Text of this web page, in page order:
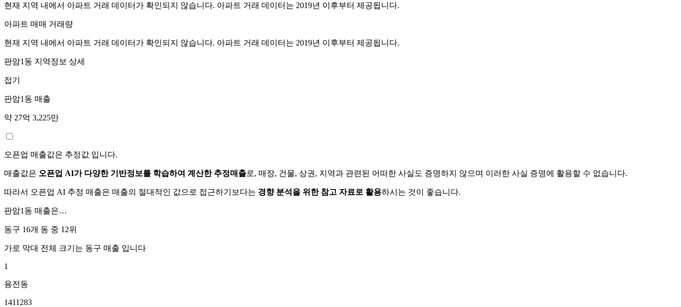
현재 지역 내에서 아파트 거래 데이터가 확인되지 않습니다. 아파트 거래 데이터는 2019년 이후부터 제공됩니다.
아파트 매매 거래량
현재 지역 내에서 아파트 거래 데이터가 확인되지 않습니다. 아파트 거래 데이터는 2019년 이후부터 제공됩니다.
판암1동 지역정보 상세
접기
판암1동 매출
약 27억 3,225만
오픈업 매출값은 추정값 입니다.
매출값은 오픈업 AI가 다양한 기반정보를 학습하여 계산한 추정매출로, 매장, 건물, 상권, 지역과 관련된 어떠한 사실도 증명하지 않으며 이러한 사실 증명에 활용할 수 없습니다.
따라서 오픈업 AI 추정 매출은 매출의 절대적인 값으로 접근하기보다는 경향 분석을 위한 참고 자료로 활용하시는 것이 좋습니다.
판암1동 매출은…
동구 16개 동 중 12위
가로 막대 전체 크기는 동구 매출 입니다
1
용전동
1411283